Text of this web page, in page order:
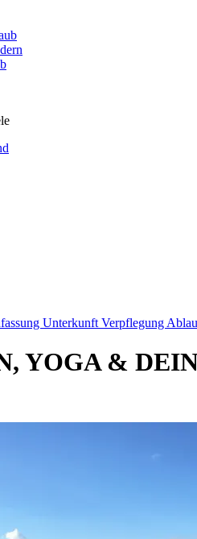
Unterkunft Verpflegung
YOGA &